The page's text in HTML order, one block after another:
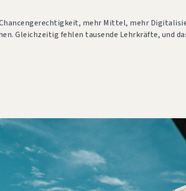
mehr Mittel, mehr
Gleichzeitig fehlen tausende Lehrkräfte, und